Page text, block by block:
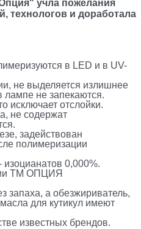
учла пожелания
технологов и доработала
в LED и в UV-
не выделяется излишнее
лампе не запекаются.
исключает отслойки.
не содержат
задействован
полимеризации
0,000%.
ТМ ОПЦИЯ
а обезжириватель,
для кутикул имеют
известных брендов.